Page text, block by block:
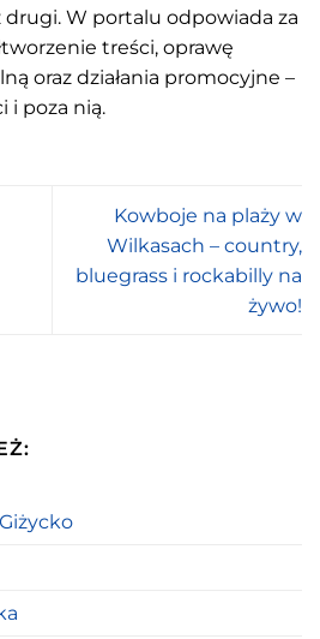
drugi. W portalu odpowiada za
treści, oprawę
oraz działania promocyjne –
i poza nią.
Kowboje na plaży w
Wilkasach – country,
bluegrass i rockabilly na
żywo!